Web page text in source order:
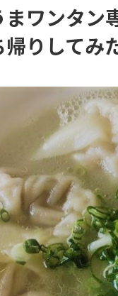
まワンタ
りしてみ